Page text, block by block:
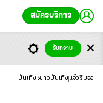
สมัครบริการ
บันเทิง ข่าวบันเทิง แจ๋วริมจอ
รับทราบ